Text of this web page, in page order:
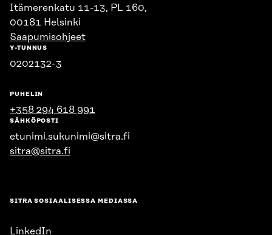
Itämerenkatu 11-13, PL 160,
00181 Helsinki
Saapumisohjeet
Y-TUNNUS
0202132-3
PUHELIN
+358 294 618 991
SÄHKÖPOSTI
etunimi.sukunimi@sitra.fi
sitra@sitra.fi
SITRA SOSIAALISESSA MEDIASSA
LinkedIn